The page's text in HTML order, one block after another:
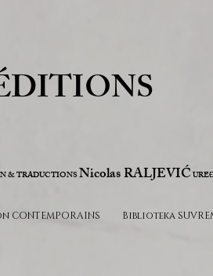
& TRADUCTIONSNicolas RALJEVIĆURE
Biblioteka